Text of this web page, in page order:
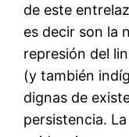
de este
es decir son la
represión del
(y también
dignas de
persistencia.